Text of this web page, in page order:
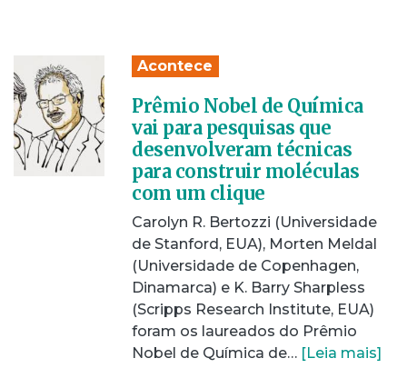
Acontece
Prêmio Nobel de Química
vai para pesquisas que
desenvolveram técnicas
para construir moléculas
com um clique
Carolyn R. Bertozzi (Universidade
de Stanford, EUA), Morten Meldal
(Universidade de Copenhagen,
Dinamarca) e K. Barry Sharpless
(Scripps Research Institute, EUA)
foram os laureados do Prêmio
Nobel de Química de… [Leia mais]